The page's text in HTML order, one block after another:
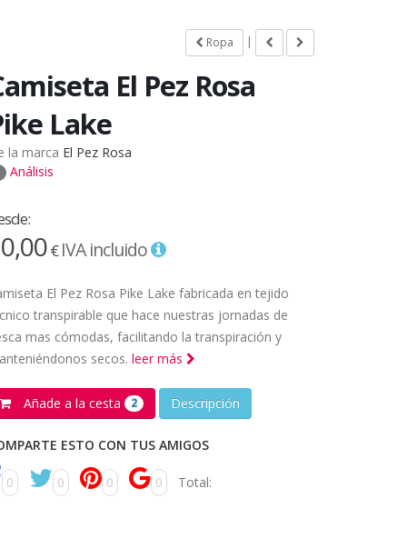
Ropa |
El Pez Rosa
Lake
la marca El Pez Rosa
Análisis
€IVA incluido
El Pez Rosa Pike Lake fabricada en tejido
transpirable que hace nuestras jornadas de
mas cómodas, facilitando la transpiración y
secos. leer más
Añade a la cesta 2 Descripción
ESTO CON TUS AMIGOS
0 0 0 0 Total: